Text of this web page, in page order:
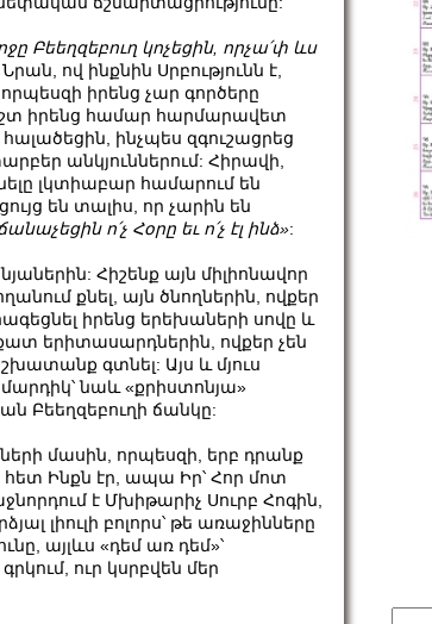
Բեեղզեբուղ կոչեցին, որչա՛փ ևս
ով ինքնին Սրբությունն է,
իրենց չար գործերը
իրենց համար հարմարավետ
ինչպես զգուշացրեց
անկյուններում: Հիրավի,
լկտիաբար համարում են
են տալիս, որ չարին են
ո՛չ Հօրը եւ ո՛չ էլ ինձ»:
Հիշենք այն միլիոնավոր
քնել, այն ծնողներին, ովքեր
իրենց երեխաների սովը և
երիտասարդներին, ովքեր չեն
գտնել: Այս և մյուս
նաև «քրիստոնյա»
Բեեղզեբուղի ճանկը:
մասին, որպեսզի, երբ դրանք
Ինքն էր, ապա Իր՝ Հոր մոտ
է Մխիթարիչ Սուրբ Հոգին,
լիուլի բոլորս՝ թե առաջինները
այլևս «դեմ առ դեմ»՝
ուր կսրբվեն մեր